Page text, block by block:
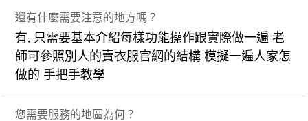
還有什麼需要注意的地方嗎？
有, 只需要基本介紹每樣功能操作跟實際做一遍 老
師可參照別人的賣衣服官網的結構 模擬一遍人家怎
做的 手把手教學
您需要服務的地區為何？